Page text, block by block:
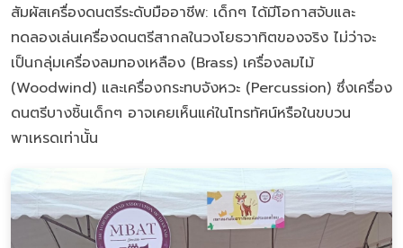
สัมผัสเครื่องดนตรีระดับมืออาชีพ: เด็กๆ ได้มีโอกาสจับและ
ทดลองเล่นเครื่องดนตรีสากลในวงโยธวาทิตของจริง ไม่ว่าจะ
เป็นกลุ่มเครื่องลมทองเหลือง (Brass) เครื่องลมไม้
(Woodwind) และเครื่องกระทบจังหวะ (Percussion) ซึ่งเครื่อง
ดนตรีบางชิ้นเด็กๆ อาจเคยเห็นแค่ในโทรทัศน์หรือในขบวน
พาเหรดเท่านั้น